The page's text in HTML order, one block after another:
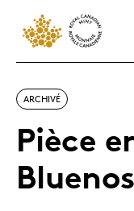
ARCHIVÉ
Pièce